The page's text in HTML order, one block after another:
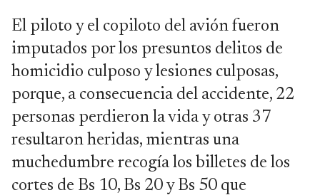
El piloto y el copiloto del avión fueron
imputados por los presuntos delitos de
homicidio culposo y lesiones culposas,
porque, a consecuencia del accidente, 22
personas perdieron la vida y otras 37
resultaron heridas, mientras una
muchedumbre recogía los billetes de los
cortes de Bs 10, Bs 20 y Bs 50 que